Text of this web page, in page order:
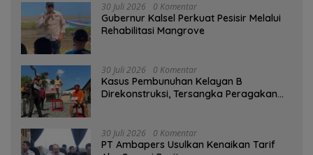
30 Juli 2026 0 Komentar
Gubernur Kalsel Perkuat Pesisir Melalui
Rehabilitasi Mangrove
30 Juli 2026 0 Komentar
Kasus Pembunuhan Kelayan B
Direkonstruksi, Tersangka Peragakan
30 Juli 2026 0 Komentar
PT Ambapers Usulkan Kenaikan Tarif